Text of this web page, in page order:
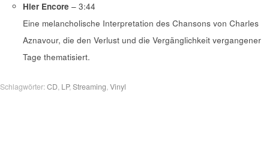
Hier Encore – 3:44
Eine melancholische Interpretation des Chansons von Charles
Aznavour, die den Verlust und die Vergänglichkeit vergangener
Tage thematisiert.
Schlagwörter:CD, LP,Streaming,Vinyl